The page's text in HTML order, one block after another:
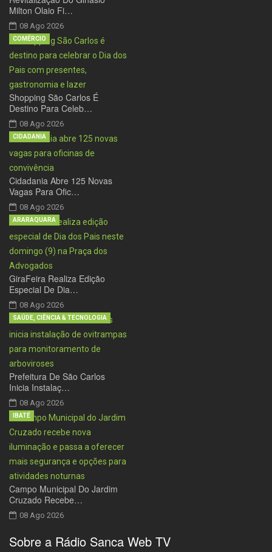
Milton Olaio Fi…
08 Ago 2026
Shopping São Carlos É
Destino Para Celeb…
08 Ago 2026
COMÉRCIO
Cidadania Abre 125 Novas
Vagas Para Ofic…
08 Ago 2026
CIDADANIA
GiraFeira Realiza Edição
Especial De Dia…
08 Ago 2026
ARARAQUARA
Prefeitura De São Carlos
Inicia Instalaç…
08 Ago 2026
SAÚDE, CIÊNCIA & TECNOLOGIA
Campo Municipal Do Jardim
Cruzado Recebe…
08 Ago 2026
IBATÉ
Sobre a Rádio Sanca Web TV